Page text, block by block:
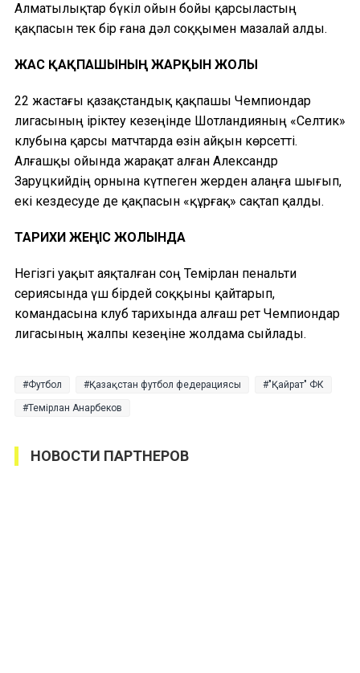
Алматылықтар бүкіл ойын бойы қарсыластың
қақпасын тек бір ғана дәл соққымен мазалай алды.
ЖАС ҚАҚПАШЫНЫҢ ЖАРҚЫН ЖОЛЫ
22 жастағы қазақстандық қақпашы Чемпиондар
лигасының іріктеу кезеңінде Шотландияның «Селтик»
клубына қарсы матчтарда өзін айқын көрсетті.
Алғашқы ойында жарақат алған Александр
Заруцкийдің орнына күтпеген жерден алаңға шығып,
екі кездесуде де қақпасын «құрғақ» сақтап қалды.
ТАРИХИ ЖЕҢІС ЖОЛЫНДА
Негізгі уақыт аяқталған соң Темірлан пенальти
сериясында үш бірдей соққыны қайтарып,
командасына клуб тарихында алғаш рет Чемпиондар
лигасының жалпы кезеңіне жолдама сыйлады.
Футбол Қазақстан футбол федерациясы "Қайрат" ФК
Темірлан Анарбеков
НОВОСТИ ПАРТНЕРОВ